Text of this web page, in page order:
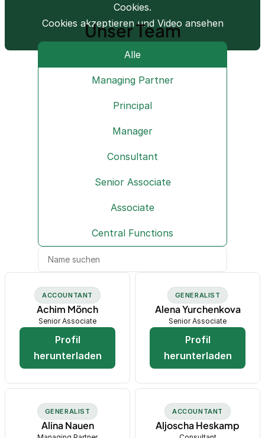
Cookies.
Cookies akzeptieren und Video ansehen
Unser Team
Alle
Managing Partner
Principal
Manager
Consultant
Senior Associate
Associate
Central Functions
ACCOUNTANT
Achim Mönch
Senior Associate
Profil
herunterladen
GENERALIST
Alena Yurchenkova
Senior Associate
Profil
herunterladen
GENERALIST
Alina Nauen
ACCOUNTANT
Aljoscha Heskamp